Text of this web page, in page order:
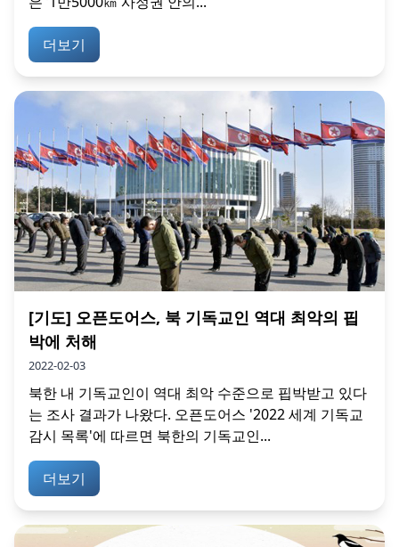
더보기
[기도] 오픈도어스, 북 기독교인 역대 최악의 핍
박에 처해
2022-02-03
북한 내 기독교인이 역대 최악 수준으로 핍박받고 있다
는 조사 결과가 나왔다. 오픈도어스 '2022 세계 기독교
감시 목록'에 따르면 북한의 기독교인...
더보기